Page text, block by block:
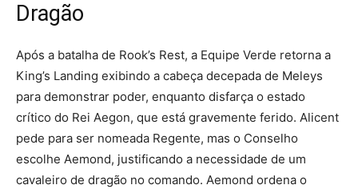
Dragão
Após a batalha de Rook’s Rest, a Equipe Verde retorna a
King’s Landing exibindo a cabeça decepada de Meleys
para demonstrar poder, enquanto disfarça o estado
crítico do Rei Aegon, que está gravemente ferido. Alicent
pede para ser nomeada Regente, mas o Conselho
escolhe Aemond, justificando a necessidade de um
cavaleiro de dragão no comando. Aemond ordena o